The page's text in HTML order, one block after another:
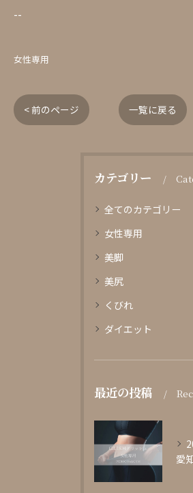
--
女性専用
< 前のページ 一覧に戻る
カテゴリー
全てのカテゴリー
女性専用
美脚
美尻
くびれ
ダイエット
最近の投稿